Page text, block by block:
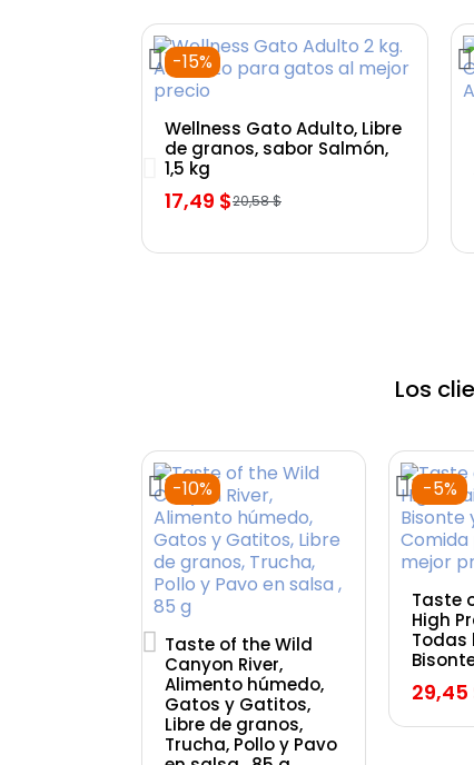
Vista rápida
-15%
Wellness Gato Adulto, Libre
de granos, sabor Salmón,
1,5 kg
20,58 $
17,49 $
Los
Vista rápida
-10%
Taste of the Wild
Canyon River,
Alimento húmedo,
Gatos y Gatitos,
Libre de granos,
Trucha, Pollo y Pavo
-5%
Taste
High
Todas
29,45